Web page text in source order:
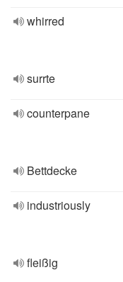
whirred
surrte
counterpane
Bettdecke
industriously
fleißig